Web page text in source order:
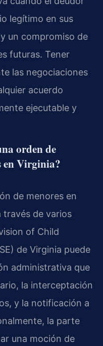
legítimo en sus
un compromiso de
futuras. Tener
las negociaciones
acuerdo
ejecutable y
orden de
en Virginia?
de menores en
través de varios
of Child
de Virginia puede
administrativa que
la interceptación
y la notificación a
la parte
una moción de